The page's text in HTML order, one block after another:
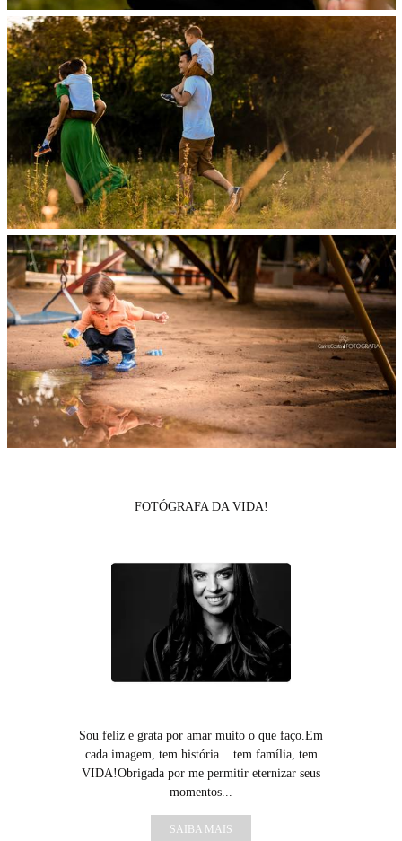
FOTÓGRAFA DA VIDA!
Sou feliz e grata por amar muito o que faço.Em
cada imagem, tem história... tem família, tem
VIDA!Obrigada por me permitir eternizar seus
momentos...
SAIBA MAIS